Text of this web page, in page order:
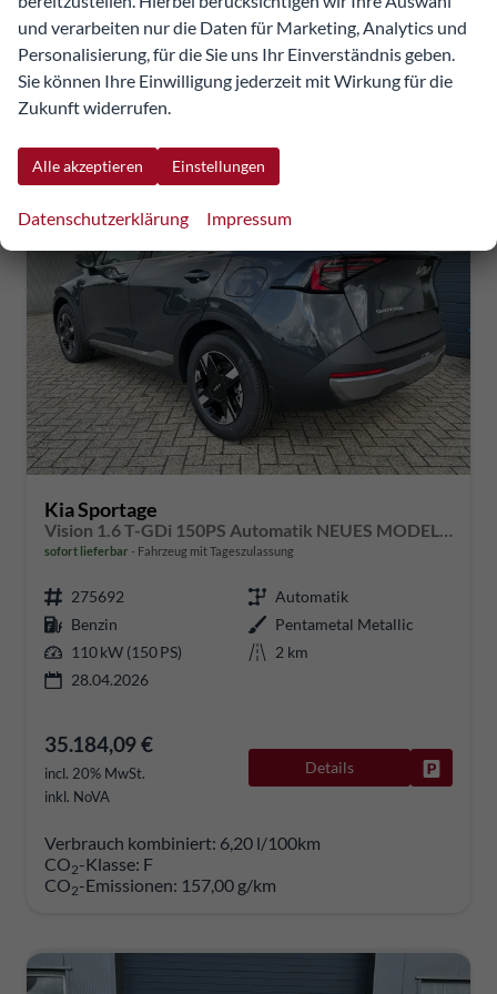
inkl. NoVA
Verbrauch kombiniert:
CO -Klasse: F
CO 2-Emissionen:
Kia Sportage
Vision 1.6 T-GDi 150PS Automatik NEUES MODELL MY26 FACELIFT Sitzheizung Lenkradheizung Klimaautomatik Navi Bluetooth Touchscreen Apple CarPlay Android Auto PDC v+h 17"LM Rückf.Kamera ACC 2x Keyless
sofort lieferbar Fahrzeug mit Tageszulassung
275692
Automatik
Benzin
Pentametal Metallic
110 kW (150 PS)
2 km
28.04.2026
35.184,09 €
incl. 20% MwSt.
inkl. NoVA
Details
Verbrauch kombiniert: 6,20 l/100km
CO2-Klasse: F
CO2-Emissionen: 157,00 g/km
und verarbeiten nur die Daten für Marketing, Analytics und
Personalisierung, für die Sie uns Ihr Einverständnis geben.
Sie können Ihre Einwilligung jederzeit mit Wirkung für die
Zukunft widerrufen.
Alle akzeptieren Einstellungen
Datenschutzerklärung Impressum